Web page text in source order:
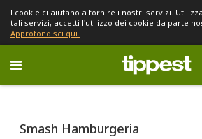
I cookie ci aiutano a fornire i nostri servizi.
tali servizi, accetti l'utilizzo dei cookie da parte
Approfondisci qui.
Toggle
navigation
Smash Hamburgeria